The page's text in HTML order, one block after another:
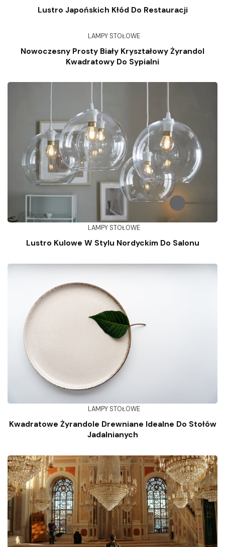
Lustro Japońskich Kłód Do Restauracji
LAMPY STOŁOWE
Nowoczesny Prosty Biały Kryształowy Żyrandol
Kwadratowy Do Sypialni
LAMPY STOŁOWE
Lustro Kulowe W Stylu Nordyckim Do Salonu
LAMPY STOŁOWE
Kwadratowe Żyrandole Drewniane Idealne Do Stołów
Jadalnianych